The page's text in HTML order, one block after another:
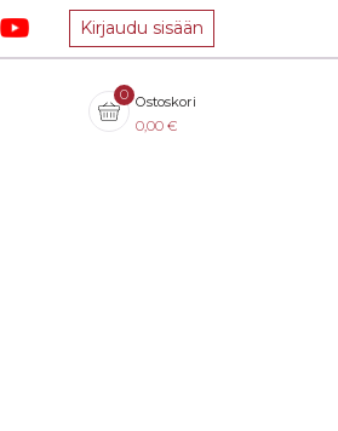
Kirjaudu sisään
0 Ostoskori
0,00 €